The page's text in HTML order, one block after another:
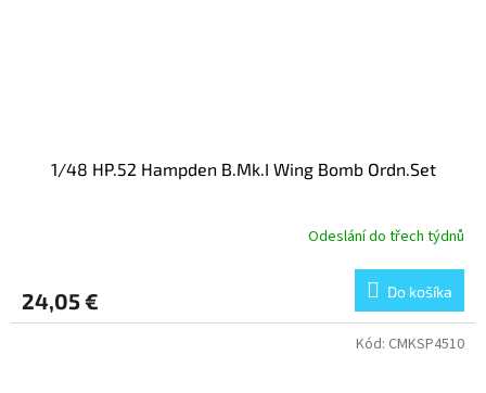
1/48 HP.52 Hampden B.Mk.I Wing Bomb Ordn.Set
Odeslání do třech týdnů
24,05 € Do košíka
Kód: CMKSP4510